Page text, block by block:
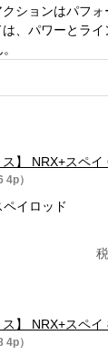
ションはパフ
、パワーとラ
ス】 NRX+スペ
4p）
イロッド
ス】 NRX+スペ
4p）